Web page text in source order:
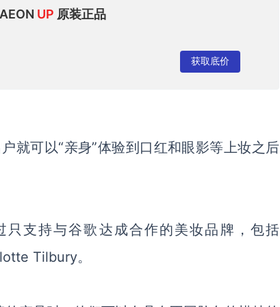
UP 原装正品
获取底价
就可以“亲身”体验到口红和眼影等上妆之后
支持与谷歌达成合作的美妆品牌，包括
Tilbury。